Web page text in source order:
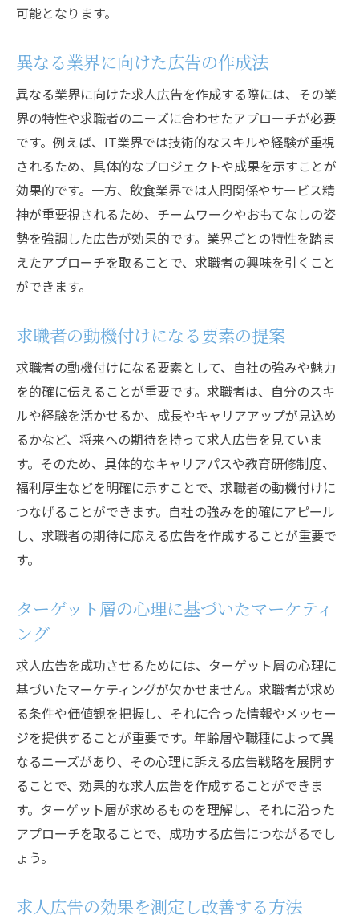
可能となります。
異なる業界に向けた広告の作成法
異なる業界に向けた求人広告を作成する際には、その業
界の特性や求職者のニーズに合わせたアプローチが必要
です。例えば、IT業界では技術的なスキルや経験が重視
されるため、具体的なプロジェクトや成果を示すことが
効果的です。一方、飲食業界では人間関係やサービス精
神が重要視されるため、チームワークやおもてなしの姿
勢を強調した広告が効果的です。業界ごとの特性を踏ま
えたアプローチを取ることで、求職者の興味を引くこと
ができます。
求職者の動機付けになる要素の提案
求職者の動機付けになる要素として、自社の強みや魅力
を的確に伝えることが重要です。求職者は、自分のスキ
ルや経験を活かせるか、成長やキャリアアップが見込め
るかなど、将来への期待を持って求人広告を見ていま
す。そのため、具体的なキャリアパスや教育研修制度、
福利厚生などを明確に示すことで、求職者の動機付けに
つなげることができます。自社の強みを的確にアピール
し、求職者の期待に応える広告を作成することが重要で
す。
ターゲット層の心理に基づいたマーケティ
ング
求人広告を成功させるためには、ターゲット層の心理に
基づいたマーケティングが欠かせません。求職者が求め
る条件や価値観を把握し、それに合った情報やメッセー
ジを提供することが重要です。年齢層や職種によって異
なるニーズがあり、その心理に訴える広告戦略を展開す
ることで、効果的な求人広告を作成することができま
す。ターゲット層が求めるものを理解し、それに沿った
アプローチを取ることで、成功する広告につながるでし
ょう。
求人広告の効果を測定し改善する方法